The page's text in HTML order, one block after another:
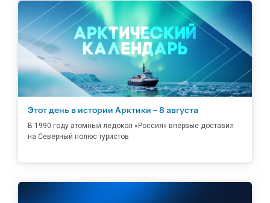
Этот день в истории Арктики – 8 августа
В 1990 году атомный ледокол «Россия» впервые доставил
на Северный полюс туристов